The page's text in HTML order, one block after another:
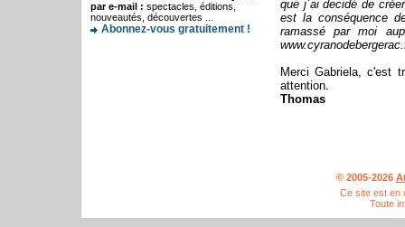
par e-mail : spectacles, éditions,
nouveautés, découvertes ...
Abonnez-vous gratuitement !
que j`ai decidé de
est la conséquence
ramassé par moi
Merci Gabriela, c'est
attention.
Thomas
© 2005-2026
Ce site est en
Toute